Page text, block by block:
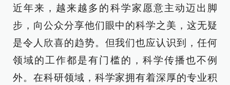
近年来，越来越多的科学家愿意主动迈出脚
步，向公众分享他们眼中的科学之美，这无疑
是令人欣喜的趋势。但我们也应认识到，任何
领域的工作都是有门槛的，科学传播也不例
外。在科研领域，科学家拥有着深厚的专业积